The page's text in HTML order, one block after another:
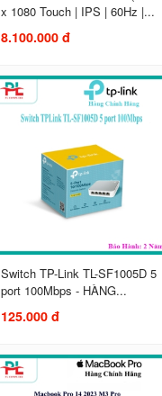
x 1080 Touch | IPS | 60Hz |...
8.100.000 đ
Switch TP-Link TL-SF1005D 5
port 100Mbps - HÀNG...
125.000 đ